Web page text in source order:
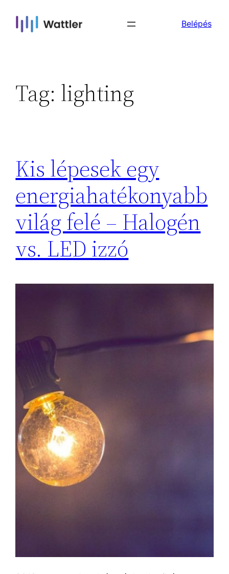
Belépés
Tag: lighting
Kis lépesek egy
energiahatékonyabb
világ felé – Halogén
vs. LED izzó